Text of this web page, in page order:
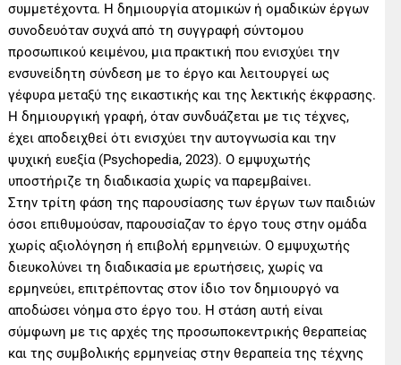
συμμετέχοντα. Η δημιουργία ατομικών ή ομαδικών έργων
συνοδευόταν συχνά από τη συγγραφή σύντομου
προσωπικού κειμένου, μια πρακτική που ενισχύει την
ενσυνείδητη σύνδεση με το έργο και λειτουργεί ως
γέφυρα μεταξύ της εικαστικής και της λεκτικής έκφρασης.
Η δημιουργική γραφή, όταν συνδυάζεται με τις τέχνες,
έχει αποδειχθεί ότι ενισχύει την αυτογνωσία και την
ψυχική ευεξία (Psychopedia, 2023). Ο εμψυχωτής
υποστήριζε τη διαδικασία χωρίς να παρεμβαίνει.
Στην τρίτη φάση της παρουσίασης των έργων των παιδιών
όσοι επιθυμούσαν, παρουσίαζαν το έργο τους στην ομάδα
χωρίς αξιολόγηση ή επιβολή ερμηνειών. Ο εμψυχωτής
διευκολύνει τη διαδικασία με ερωτήσεις, χωρίς να
ερμηνεύει, επιτρέποντας στον ίδιο τον δημιουργό να
αποδώσει νόημα στο έργο του. Η στάση αυτή είναι
σύμφωνη με τις αρχές της προσωποκεντρικής θεραπείας
και της συμβολικής ερμηνείας στην θεραπεία της τέχνης